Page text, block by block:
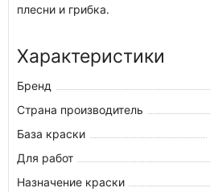
плесни и грибка.
Характеристики
Бренд
Страна производитель
База краски
Для работ
Назначение краски